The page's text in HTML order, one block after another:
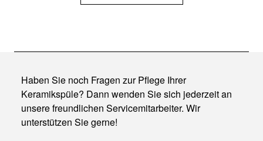
Haben Sie noch Fragen zur Pflege Ihrer
Keramikspüle? Dann wenden Sie sich jederzeit an
unsere freundlichen Servicemitarbeiter. Wir
unterstützen Sie gerne!